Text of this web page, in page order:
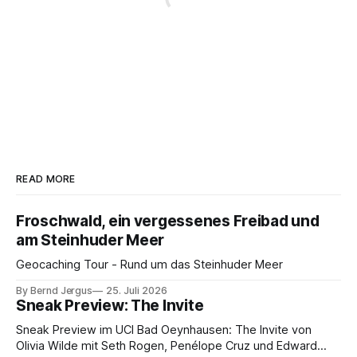
READ MORE
Froschwald, ein vergessenes Freibad und
am Steinhuder Meer
Geocaching Tour - Rund um das Steinhuder Meer
By Bernd Jergus 25. Juli 2026
Sneak Preview: The Invite
Sneak Preview im UCI Bad Oeynhausen: The Invite von
Olivia Wilde mit Seth Rogen, Penélope Cruz und Edward